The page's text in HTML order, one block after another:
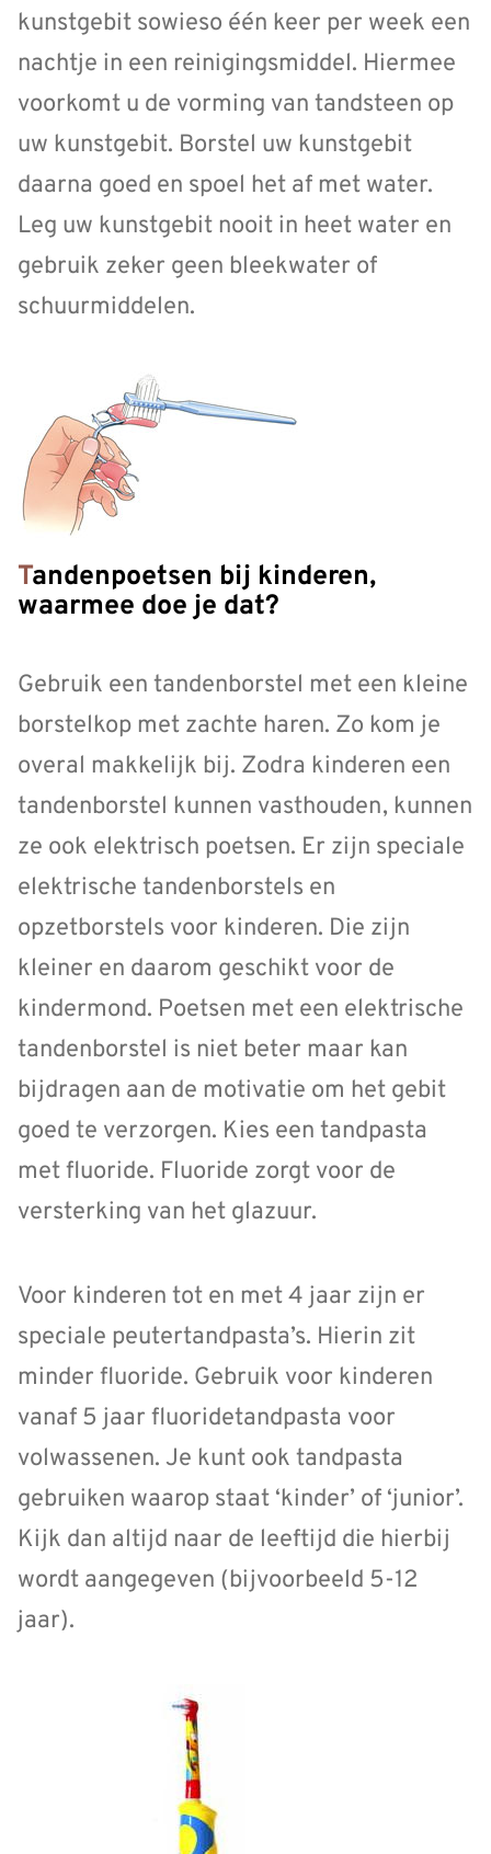
kunstgebit sowieso één keer per week een
nachtje in een reinigingsmiddel. Hiermee
voorkomt u de vorming van tandsteen op
uw kunstgebit. Borstel uw kunstgebit
daarna goed en spoel het af met water.
Leg uw kunstgebit nooit in heet water en
gebruik zeker geen bleekwater of
schuurmiddelen.
Tandenpoetsen bij kinderen,
waarmee doe je dat?
Gebruik een tandenborstel met een kleine
borstelkop met zachte haren. Zo kom je
overal makkelijk bij. Zodra kinderen een
tandenborstel kunnen vasthouden, kunnen
ze ook elektrisch poetsen. Er zijn speciale
elektrische tandenborstels en
opzetborstels voor kinderen. Die zijn
kleiner en daarom geschikt voor de
kindermond. Poetsen met een elektrische
tandenborstel is niet beter maar kan
bijdragen aan de motivatie om het gebit
goed te verzorgen. Kies een tandpasta
met fluoride. Fluoride zorgt voor de
versterking van het glazuur.
Voor kinderen tot en met 4 jaar zijn er
speciale peutertandpasta’s. Hierin zit
minder fluoride. Gebruik voor kinderen
vanaf 5 jaar fluoridetandpasta voor
volwassenen. Je kunt ook tandpasta
gebruiken waarop staat ‘kinder’ of ‘junior’.
Kijk dan altijd naar de leeftijd die hierbij
wordt aangegeven (bijvoorbeeld 5-12
jaar).